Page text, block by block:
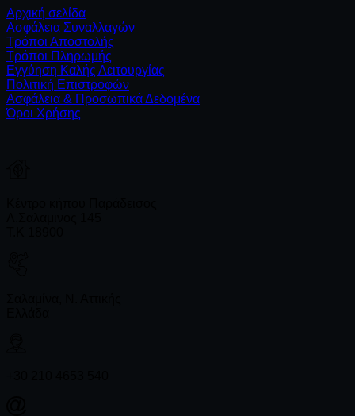
Αρχική σελίδα
Ασφάλεια Συναλλαγών
Τρόποι Αποστολής
Τρόποι Πληρωμής
Εγγύηση Καλής Λειτουργίας
Πολιτική Επιστροφών
Ασφάλεια & Προσωπικά Δεδομένα
Όροι Χρήσης